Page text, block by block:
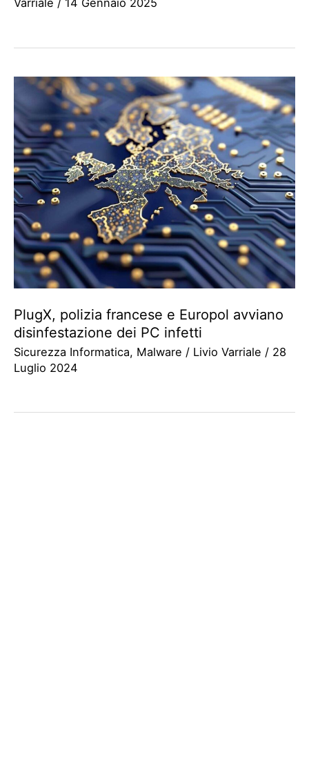
Varriale / 14 Gennaio 2025
PlugX, polizia francese e Europol avviano
disinfestazione dei PC infetti
Sicurezza Informatica, Malware / Livio Varriale / 28
Luglio 2024